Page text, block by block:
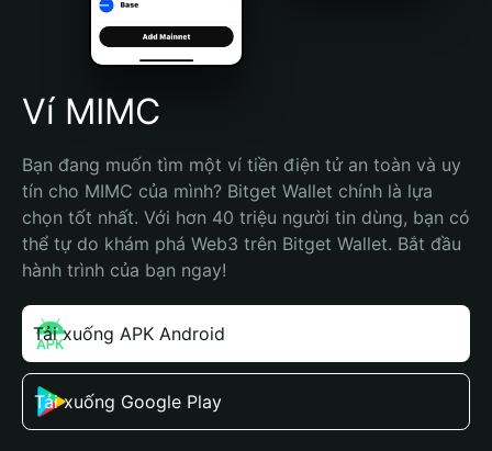
Português (Brasil)
Español (Argentina)
Ví MIMC
Bạn đang muốn tìm một ví tiền điện tử an toàn và uy
tín cho MIMC của mình? Bitget Wallet chính là lựa
chọn tốt nhất. Với hơn 40 triệu người tin dùng, bạn có
thể tự do khám phá Web3 trên Bitget Wallet. Bắt đầu
hành trình của bạn ngay!
Tải xuống APK Android
Tải xuống Google Play